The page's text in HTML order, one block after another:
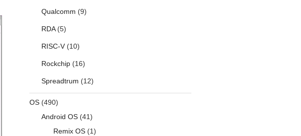
Qualcomm (9)
RDA(5)
RISC-V(10)
Rockchip(16)
Spreadtrum (12)
OS(490)
Android OS(41)
Remix OS(1)